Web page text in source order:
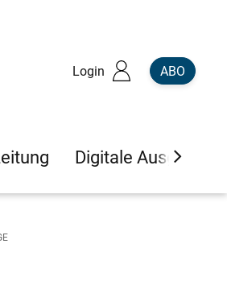
Login ABO
Digitale Ausgaben